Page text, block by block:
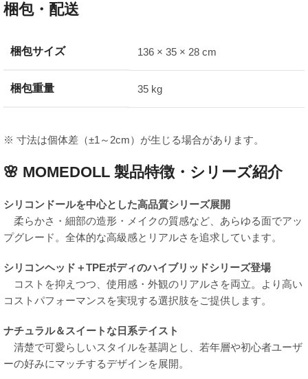
梱包・配送
梱包サイズ 136 × 35 × 28 cm
梱包重量 35 kg
※ 寸法は個体差（±1～2cm）が生じる場合があります。
🌸 MOMEDOLL 製品特徴・シリーズ紹介
シリコンドールを中心とした高品質シリーズ展開
柔らかさ・細部の造形・メイクの質感など、あらゆる面でアッ
プグレード。全体的な高級感とリアルさを追求しています。
シリコンヘッド＋TPEボディのハイブリッドシリーズ登場
コストを抑えつつ、使用感・外観のリアルさを両立。より高い
コストパフォーマンスを実現する選択肢をご提供します。
ナチュラル＆スイートな日系テイスト
清楚で可愛らしいスタイルを基調とし、若年層や初心者ユーザ
ーの好みにマッチするデザインを展開。